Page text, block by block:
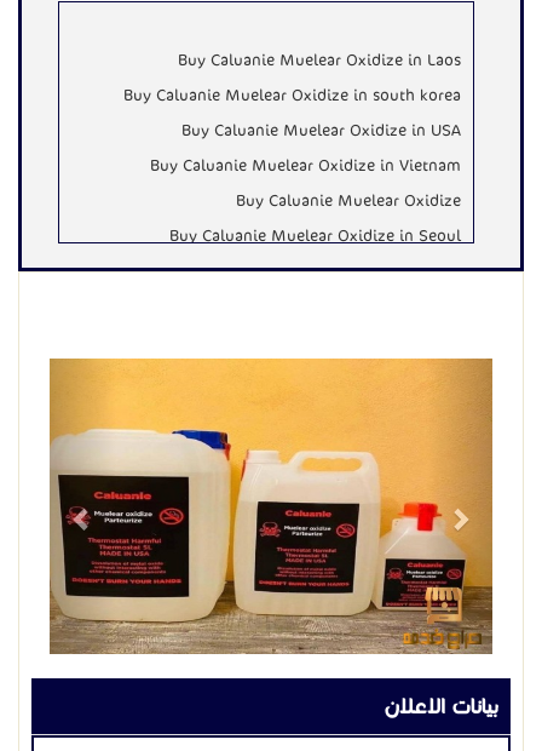
Buy Caluanie Muelear Oxidize in Laos
Buy Caluanie Muelear Oxidize in south korea
Buy Caluanie Muelear Oxidize in USA
Buy Caluanie Muelear Oxidize in Vietnam
Buy Caluanie Muelear Oxidize
Buy Caluanie Muelear Oxidize in Seoul
Caluanie Muelear Oxidize 5 Liters for Sale
한국에서 Caluanie Muelear Oxidize 구매
Caluanie Muelear Oxidize 5 liters of kufen
Caluanie Muelear Oxidize kufen
Can use water to oxidize 5 liters
Can be used to remove oxygen
ຊື້ Caluanie Muelear Oxidize ໃນລາວ
Киргизстанда Caluanie Muelear Oxidize сатып
بيانات الاعلان